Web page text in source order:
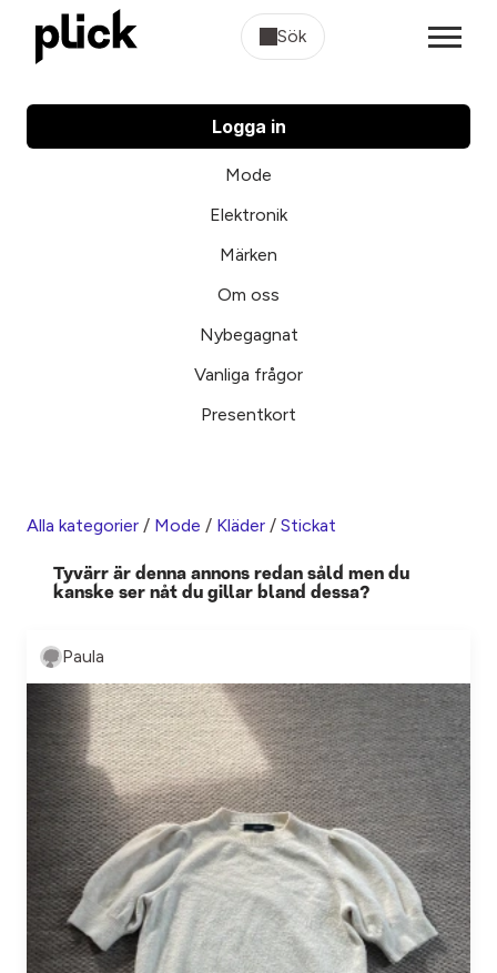
Sök
Logga in
Mode
Elektronik
Märken
Om oss
Nybegagnat
Vanliga frågor
Presentkort
Alla kategorier / Mode / Kläder / Stickat
Tyvärr är denna annons redan såld men du
kanske ser nåt du gillar bland dessa?
Paula